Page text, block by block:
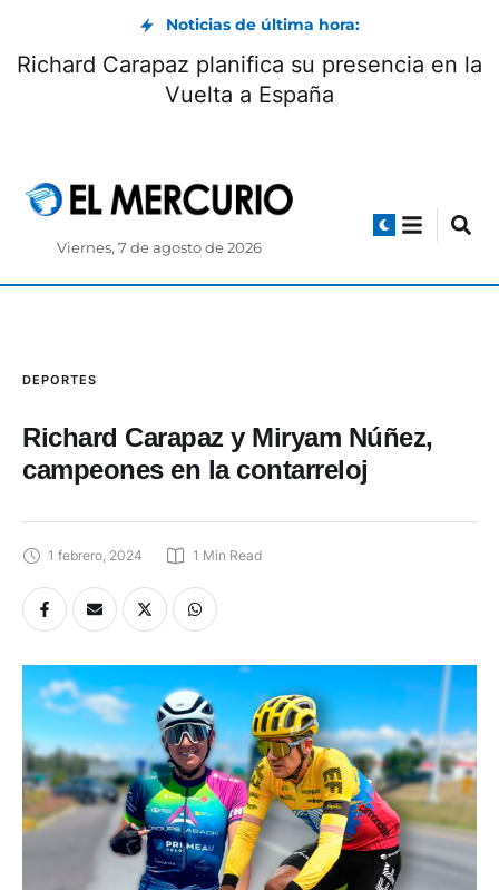
Noticias de última hora:
Richard Carapaz planifica su presencia en la
Vuelta a España
Viernes, 7 de agosto de 2026
DEPORTES
Richard Carapaz y Miryam Núñez,
campeones en la contarreloj
1 febrero, 2024 1 Min Read